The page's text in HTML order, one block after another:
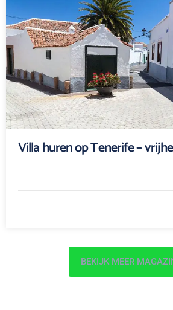
Villa huren op Tenerife –
BEKIJK MEER